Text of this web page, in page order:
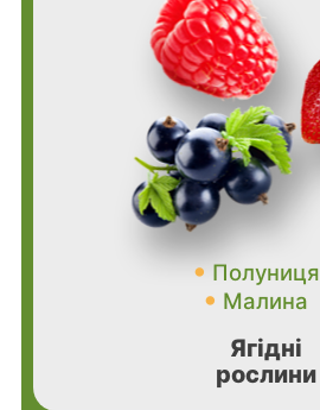
Полуниця
Малина
Ягідні
рослини